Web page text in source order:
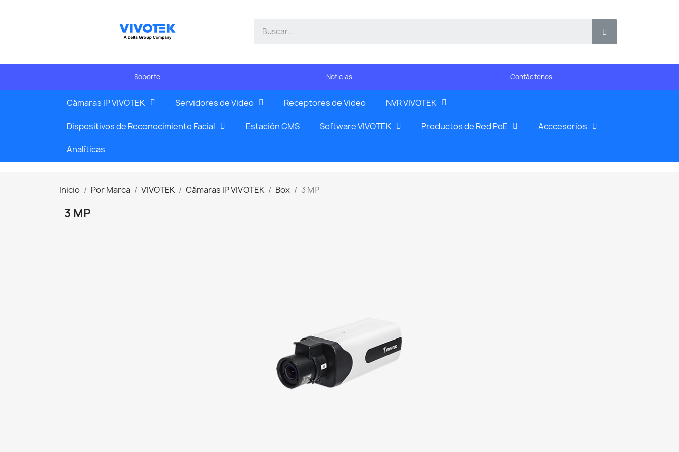
Soporte Noticias Contáctenos
Cámaras IP VIVOTEK Servidores de Video Receptores de Video NVR VIVOTEK
Dispositivos de Reconocimiento Facial Estación CMS Software VIVOTEK Productos de Red PoE Acccesorios
Analíticas
Inicio Por Marca VIVOTEK Cámaras IP VIVOTEK Box 3 MP
3 MP